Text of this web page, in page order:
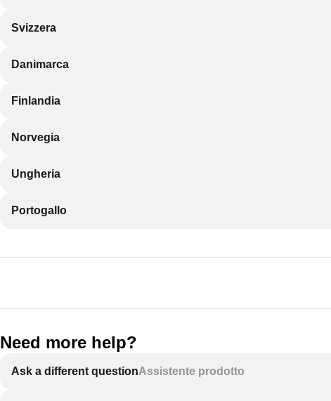
Svizzera
Danimarca
Finlandia
Norvegia
Ungheria
Portogallo
Need more help?
Ask a different questionAssistente prodotto